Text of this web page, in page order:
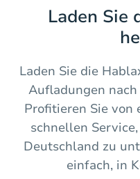
Laden Sie
Laden Sie die
Aufladungen
Profitieren Sie von
schnellen
Deutschland zu
einfach, in